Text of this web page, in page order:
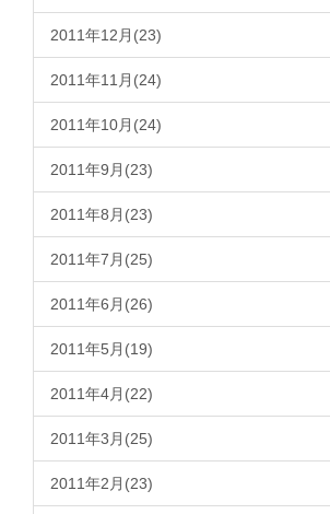
2011年12月(23)
2011年11月(24)
2011年10月(24)
2011年9月(23)
2011年8月(23)
2011年7月(25)
2011年6月(26)
2011年5月(19)
2011年4月(22)
2011年3月(25)
2011年2月(23)